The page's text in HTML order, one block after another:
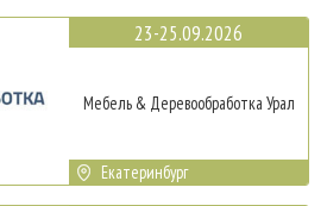
23-25.09.2026
Мебель & Деревообработка Урал
Екатеринбург